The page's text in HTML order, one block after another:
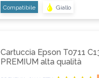
Compatibile Giallo
Cartuccia Epson T0711
PREMIUM alta qualità